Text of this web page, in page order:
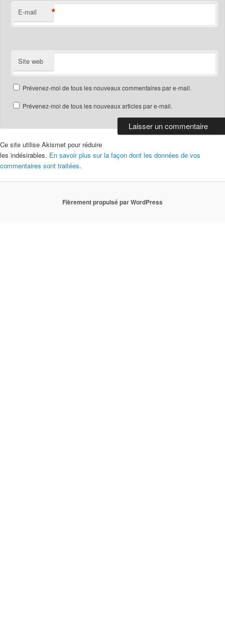
E-mail *
Site web
Prévenez-moi de tous les nouveaux commentaires par e-mail.
Prévenez-moi de tous les nouveaux articles par e-mail.
Ce site utilise Akismet pour réduire
les indésirables. En savoir plus sur la façon dont les données de vos
commentaires sont traitées.
Fièrement propulsé par WordPress